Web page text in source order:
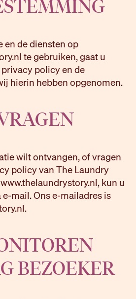
en de diensten op
te gebruiken, gaat u
policy en de
hierin hebben opgenomen.
wilt ontvangen, of vragen
policy van The Laundry
kun u
mail. Ons e-mailadres is
BEZOEKER